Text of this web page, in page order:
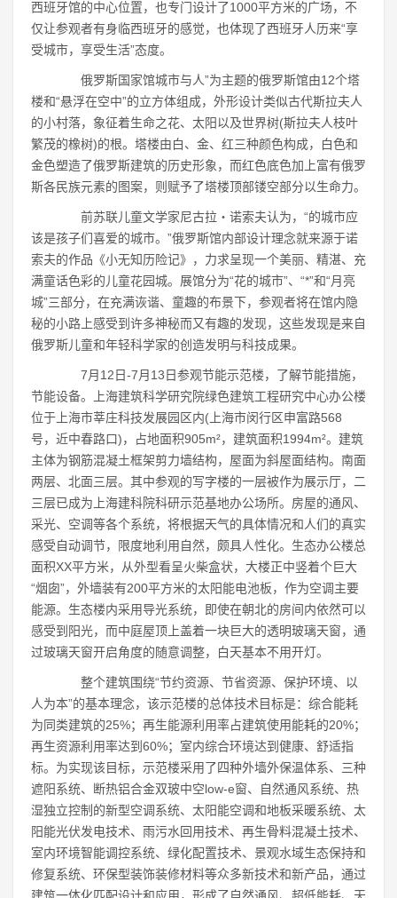
西班牙馆的中心位置，也专门设计了1000平方米的广场，不
仅让参观者有身临西班牙的感觉，也体现了西班牙人历来“享
受城市，享受生活”态度。
俄罗斯国家馆城市与人”为主题的俄罗斯馆由12个塔
楼和“悬浮在空中”的立方体组成，外形设计类似古代斯拉夫人
的小村落，象征着生命之花、太阳以及世界树(斯拉夫人枝叶
繁茂的橡树)的根。塔楼由白、金、红三种颜色构成，白色和
金色塑造了俄罗斯建筑的历史形象，而红色底色加上富有俄罗
斯各民族元素的图案，则赋予了塔楼顶部镂空部分以生命力。
前苏联儿童文学家尼古拉・诺索夫认为，“的城市应
该是孩子们喜爱的城市。”俄罗斯馆内部设计理念就来源于诺
索夫的作品《小无知历险记》，力求呈现一个美丽、精湛、充
满童话色彩的儿童花园城。展馆分为“花的城市”、“*”和“月亮
城”三部分，在充满诙谐、童趣的布景下，参观者将在馆内隐
秘的小路上感受到许多神秘而又有趣的发现，这些发现是来自
俄罗斯儿童和年轻科学家的创造发明与科技成果。
7月12日-7月13日参观节能示范楼，了解节能措施，
节能设备。上海建筑科学研究院绿色建筑工程研究中心办公楼
位于上海市莘庄科技发展园区内(上海市闵行区申富路568
号，近中春路口)，占地面积905m²，建筑面积1994m²。建筑
主体为钢筋混凝土框架剪力墙结构，屋面为斜屋面结构。南面
两层、北面三层。其中参观的写字楼的一层被作为展示厅，二
三层已成为上海建科院科研示范基地办公场所。房屋的通风、
采光、空调等各个系统，将根据天气的具体情况和人们的真实
感受自动调节，限度地利用自然，颇具人性化。生态办公楼总
面积XX平方米，从外型看呈火柴盒状，大楼正中竖着个巨大
“烟囱”，外墙装有200平方米的太阳能电池板，作为空调主要
能源。生态楼内采用导光系统，即使在朝北的房间内依然可以
感受到阳光，而中庭屋顶上盖着一块巨大的透明玻璃天窗，通
过玻璃天窗开启角度的随意调整，白天基本不用开灯。
整个建筑围绕“节约资源、节省资源、保护环境、以
人为本”的基本理念，该示范楼的总体技术目标是：综合能耗
为同类建筑的25%；再生能源利用率占建筑使用能耗的20%；
再生资源利用率达到60%；室内综合环境达到健康、舒适指
标。为实现该目标，示范楼采用了四种外墙外保温体系、三种
遮阳系统、断热铝合金双玻中空low-e窗、自然通风系统、热
湿独立控制的新型空调系统、太阳能空调和地板采暖系统、太
阳能光伏发电技术、雨污水回用技术、再生骨料混凝土技术、
室内环境智能调控系统、绿化配置技术、景观水域生态保持和
修复系统、环保型装饰装修材料等众多新技术和新产品，通过